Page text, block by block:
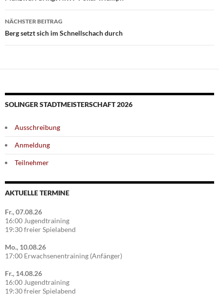
NÄCHSTER BEITRAG
Berg setzt sich im Schnellschach durch
SOLINGER STADTMEISTERSCHAFT 2026
Ausschreibung
Anmeldung
Teilnehmer
AKTUELLE TERMINE
Fr., 07.08.26
16:00 Jugendtraining
19:30 freier Spielabend
Mo., 10.08.26
17:00 Erwachsenentraining (Anfänger)
Fr., 14.08.26
16:00 Jugendtraining
19:30 freier Spielabend